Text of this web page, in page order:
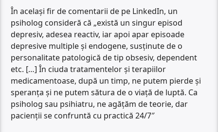
În același fir de comentarii de pe LinkedIn, un
psiholog consideră că „există un singur episod
depresiv, adesea reactiv, iar apoi apar episoade
depresive multiple și endogene, susținute de o
personalitate patologică de tip obsesiv, dependent
etc. […] În ciuda tratamentelor și terapiilor
medicamentoase, după un timp, ne putem pierde și
speranța și ne putem sătura de o viață de luptă. Ca
psiholog sau psihiatru, ne agățăm de teorie, dar
pacienții se confruntă cu practică 24/7″